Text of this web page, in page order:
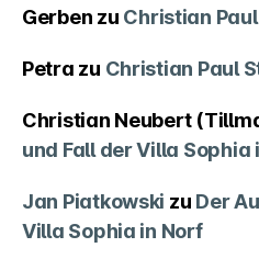
Gerben zu Christian
Petra zu Christian Paul
Christian Neubert
und Fall der Villa Sophia
Jan Piatkowski zu Der
Villa Sophia in Norf